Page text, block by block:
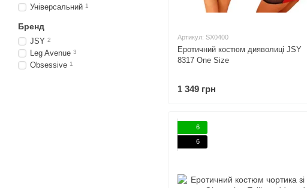
Артикул: SX0400
Еротичний костюм дияволиці JSY
8317 One Size
1 349 грн
6
6
Універсальний 1
Бренд
JSY 2
Leg Avenue 3
Obsessive 1